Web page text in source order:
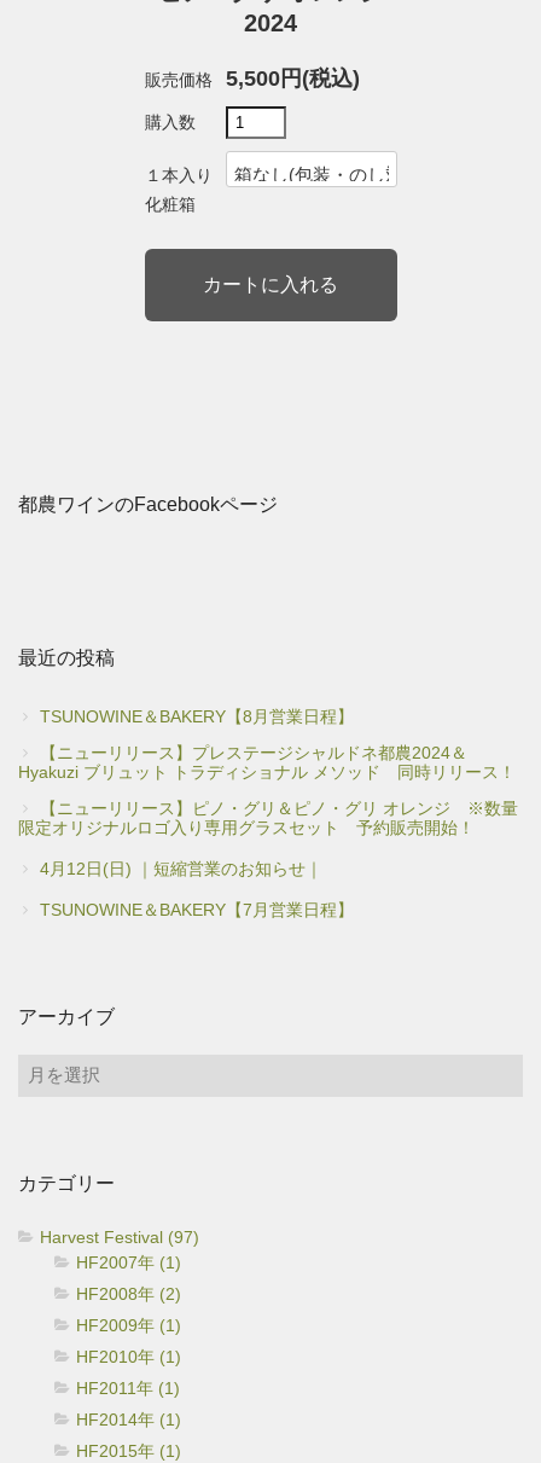
2024
販売価格 5,500円(税込)
購入数
１本入り
化粧箱
都農ワインのFacebookページ
最近の投稿
TSUNOWINE＆BAKERY【8月営業日程】
【ニューリリース】プレステージシャルドネ都農2024＆
Hyakuzi ブリュット トラディショナル メソッド 同時リリース！
【ニューリリース】ピノ・グリ＆ピノ・グリ オレンジ ※数量
限定オリジナルロゴ入り専用グラスセット 予約販売開始！
4月12日(日) ｜短縮営業のお知らせ｜
TSUNOWINE＆BAKERY【7月営業日程】
アーカイブ
ア
ブ
カテゴリー
Harvest Festival (97)
HF2007年 (1)
HF2008年 (2)
HF2009年 (1)
HF2010年 (1)
HF2011年 (1)
HF2014年 (1)
HF2015年 (1)